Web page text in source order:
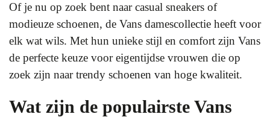
Of je nu op zoek bent naar casual sneakers of
modieuze schoenen, de Vans damescollectie heeft voor
elk wat wils. Met hun unieke stijl en comfort zijn Vans
de perfecte keuze voor eigentijdse vrouwen die op
zoek zijn naar trendy schoenen van hoge kwaliteit.
Wat zijn de populairste Vans